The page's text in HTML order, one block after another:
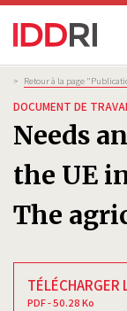
Aller
au
contenu
principal
Fil
d'Ariane
> Retour à la page
DOCUMENT DE
Needs
the UE
The
TÉLÉCHARGER
PDF - 50.28 Ko